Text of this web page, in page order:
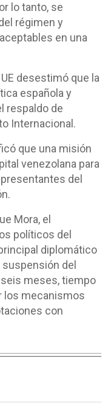
lo tanto, se
régimen y
en una
desestimó que la
española y
respaldo de
Internacional.
que una misión
venezolana para
del
Mora, el
políticos del
diplomático
del
meses, tiempo
los mecanismos
con